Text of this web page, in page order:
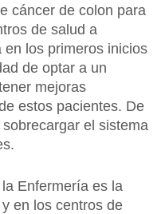
cáncer de colon para
de salud a
en los primeros inicios
de optar a un
mejoras
estos pacientes. De
el sistema
Enfermería es la
en los centros de